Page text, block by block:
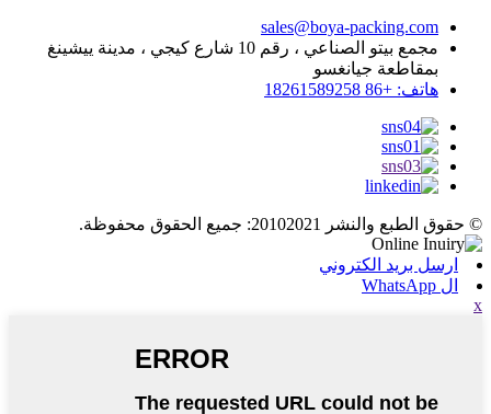
sales@boya-packing.com
مجمع بيتو الصناعي ، رقم 10 شارع كيجي ، مدينة ييشينغ
بمقاطعة جيانغسو
هاتف: +86 18261589258
© حقوق الطبع والنشر 20102021: جميع الحقوق محفوظة.
ارسل بريد الكتروني
ال WhatsApp
x